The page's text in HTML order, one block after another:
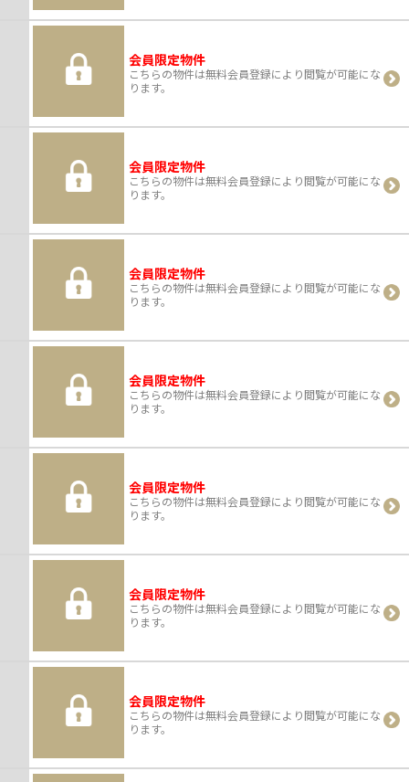
会員限定物件
こちらの物件は無料会員登録により閲覧が可能にな
ります。
会員限定物件
こちらの物件は無料会員登録により閲覧が可能にな
ります。
会員限定物件
こちらの物件は無料会員登録により閲覧が可能にな
ります。
会員限定物件
こちらの物件は無料会員登録により閲覧が可能にな
ります。
会員限定物件
こちらの物件は無料会員登録により閲覧が可能にな
ります。
会員限定物件
こちらの物件は無料会員登録により閲覧が可能にな
ります。
会員限定物件
こちらの物件は無料会員登録により閲覧が可能にな
ります。